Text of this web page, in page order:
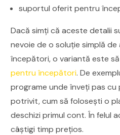
suportul oferit pentru
Dacă simți că aceste detalii
nevoie de o soluție simplă
începători, o variantă este
pentru începători. De
programe unde înveți pas cu
potrivit, cum să folosești o
deschizi primul cont. În felul
câștigi timp prețios.